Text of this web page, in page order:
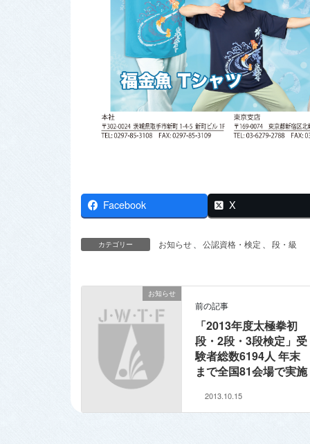
Facebook X
カテゴリー お知らせ 公認資格・検定 段・級
お知らせ
前の記事
「2013年度太極拳初
段・2段・3段検定」受
験者総数6194人 年末
まで全国81会場で実施
2013.10.15